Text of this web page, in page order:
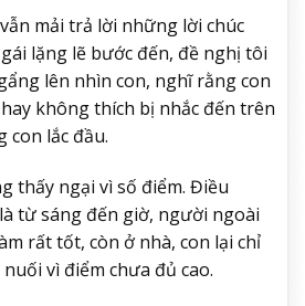
mải trả lời những lời chúc
lặng lẽ bước đến, đề nghị tôi
lên nhìn con, nghĩ rằng con
không thích bị nhắc đến trên
con lắc đầu.
thấy ngại vì số điểm. Điều
từ sáng đến giờ, người ngoài
rất tốt, còn ở nhà, con lại chỉ
vì điểm chưa đủ cao.